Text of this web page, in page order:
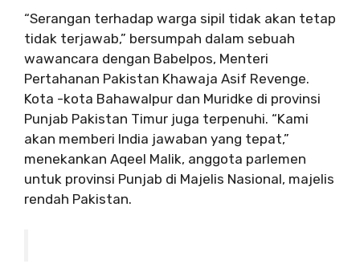
“Serangan terhadap warga sipil tidak akan tetap
tidak terjawab,” bersumpah dalam sebuah
wawancara dengan Babelpos, Menteri
Pertahanan Pakistan Khawaja Asif Revenge.
Kota -kota Bahawalpur dan Muridke di provinsi
Punjab Pakistan Timur juga terpenuhi. “Kami
akan memberi India jawaban yang tepat,”
menekankan Aqeel Malik, anggota parlemen
untuk provinsi Punjab di Majelis Nasional, majelis
rendah Pakistan.